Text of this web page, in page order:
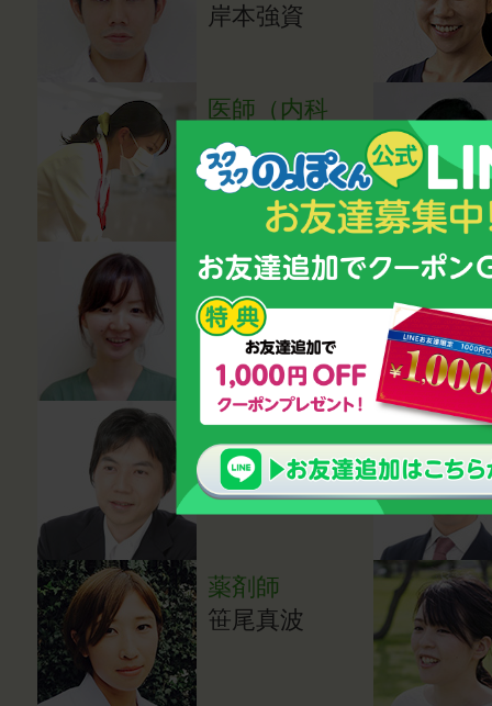
岸本強資
医師（内科
医）
成田亜希子
医師（小児科
医）
湯田貴江
心理カウンセ
ラー・講師
鈴木雅幸
薬剤師
笹尾真波